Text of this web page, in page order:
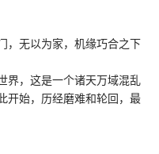
无以为家，机缘巧合之下
，这是一个诸天万域混乱
开始，历经磨难和轮回，最